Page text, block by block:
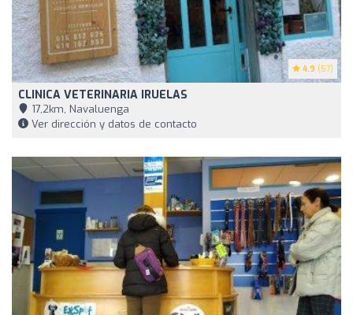
4.9 (57)
CLINICA VETERINARIA IRUELAS
17,2km, Navaluenga
Ver dirección y datos de contacto